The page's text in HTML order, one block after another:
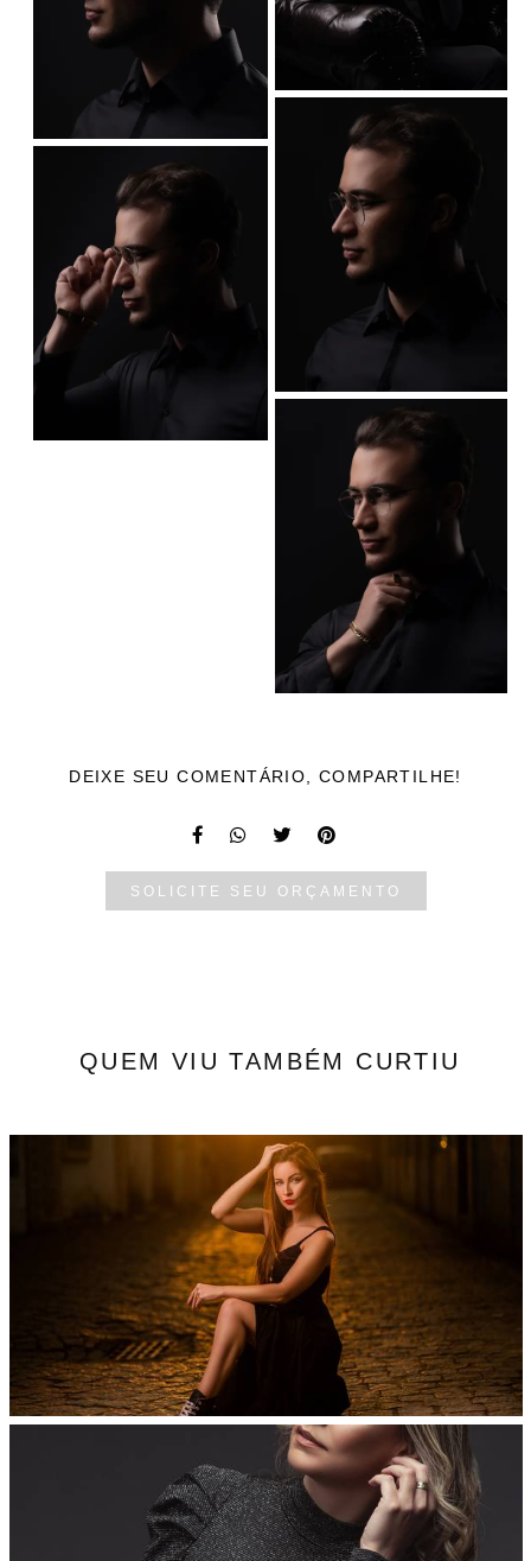
DEIXE SEU COMENTÁRIO, COMPARTILHE!
SOLICITE SEU ORÇAMENTO
QUEM VIU TAMBÉM CURTIU